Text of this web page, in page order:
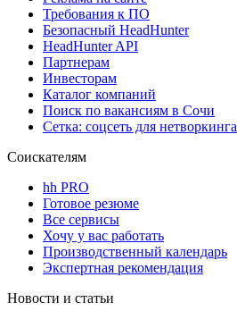
Требования к ПО
Безопасный HeadHunter
HeadHunter API
Партнерам
Инвесторам
Каталог компаний
Поиск по вакансиям в Сочи
Сетка: соцсеть для нетворкинга
Соискателям
hh PRO
Готовое резюме
Все сервисы
Хочу у вас работать
Производственный календарь
Экспертная рекомендация
Новости и статьи